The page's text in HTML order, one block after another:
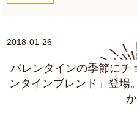
2018-01-26
バレンタインの季節にチ
ンタインブレンド」登場